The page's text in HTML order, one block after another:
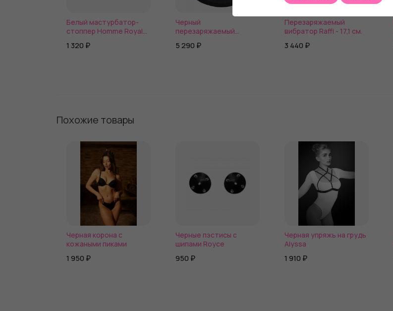
Белый мастурбатор-
стоппер Homme Royal
1 320 ₽
Черный
перезаряжаемый
Grace - 13 см.
5 290 ₽
Перезаряжаемый
вибратор Raffi - 17,1 см.
3 440 ₽
Похожие товары
Черная корона с
кожаными пиками
1 950 ₽
Черные пэстисы с
шипами Royce
950 ₽
Черная упряжь на грудь
Alyssa
1 910 ₽